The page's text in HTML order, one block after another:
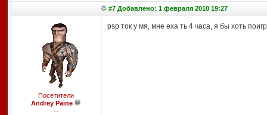
#7 Добавлено: 1 февраля 2010 19:27
Посетители
Andrey Paine
--
psp ток у мя, мне еха ть 4 часа, я бы хоть